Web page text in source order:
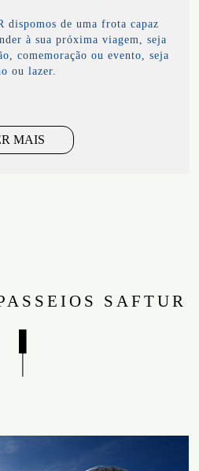
dispomos de uma frota capaz
à sua próxima viagem, seja
comemoração ou evento, seja
ou lazer.
MAIS
SAFTUR